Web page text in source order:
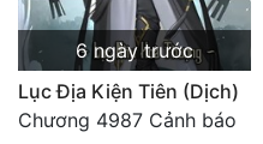
Triều Đấu
Trùng Sinh
Trọng Sinh
6 ngày trước
Lục Địa Kiện Tiên (Dịch)
Chương 4987 Cảnh báo